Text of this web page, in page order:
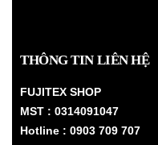
THÔNG TIN LIÊN HỆ
FUJITEX SHOP
MST : 0314091047
Hotline : 0903 709 707